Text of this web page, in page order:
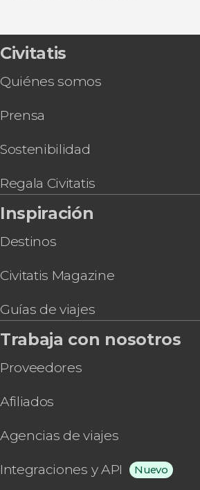
Civitatis
Quiénes somos
Prensa
Sostenibilidad
Regala Civitatis
Inspiración
Destinos
Civitatis Magazine
Guías de viajes
Trabaja con nosotros
Proveedores
Afiliados
Agencias de viajes
Integraciones y API Nuevo